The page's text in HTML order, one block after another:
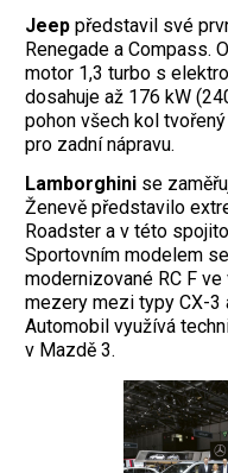
Jeep představil své
Renegade a Compass.
motor 1,3 turbo s
dosahuje až 176 kW
pohon všech kol
pro zadní nápravu.
Lamborghini se
Ženevě představilo
Roadster a v této
Sportovním modelem
modernizované RC F
mezery mezi typy CX-3
Automobil využívá
v Mazdě 3.